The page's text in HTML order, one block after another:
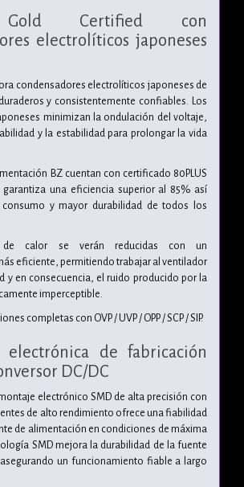
Gold Certified con
electrolíticos japoneses
condensadores electrolíticos japoneses de
y consistentemente confiables. Los
minimizan la ondulación del voltaje,
y la estabilidad para prolongar la vida
BZ cuentan con certificado 80PLUS
garantiza una eficiencia superior al 85% así
y mayor durabilidad de todos los
de calor se verán reducidas con un
eficiente, permitiendo trabajar al ventilador
y en consecuencia, el ruido producido por la
imperceptible.
completas con OVP / UVP / OPP / SCP / SIP.
electrónica de fabricación
DC/DC
electrónico SMD de alta precisión con
de alto rendimiento ofrece una fiabilidad
de alimentación en condiciones de máxima
SMD mejora la durabilidad de la fuente
un funcionamiento fiable a largo